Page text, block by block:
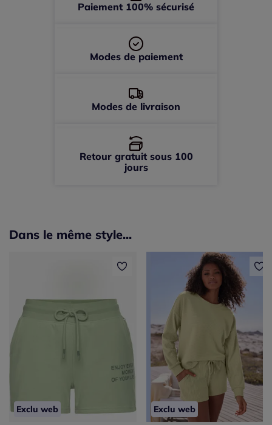
Paiement 100% sécurisé
Modes de paiement
Modes de livraison
Retour gratuit sous 100
jours
Dans le même style...
Exclu web Exclu web